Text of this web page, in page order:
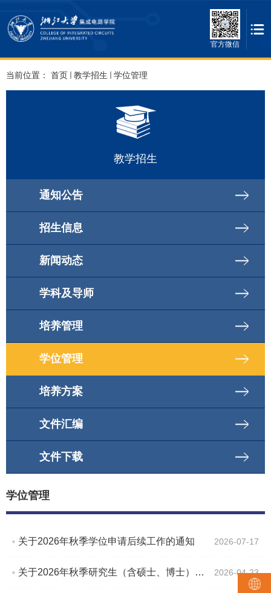
官方微信
当前位置： 首页 教学招生 学位管理
教学招生
通知公告
招生信息
新闻动态
学科及导师
培养管理
学位管理
培养方案
文件汇编
文件下载
学位管理
关于2026年秋季学位申请后续工作的通知 2026-07-17
关于2026年秋季研究生（含硕士、博士）学位申请确认的通知 2026-04-23